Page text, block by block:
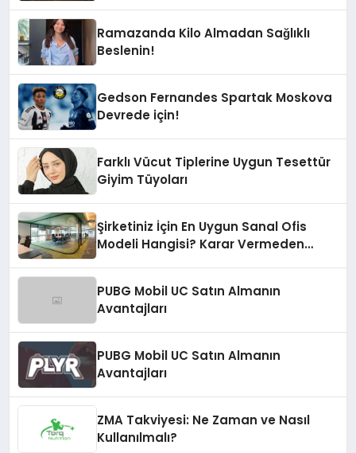
Ramazanda Kilo Almadan Sağlıklı
Beslenin!
Gedson Fernandes Spartak Moskova
Devrede için!
Farklı Vücut Tiplerine Uygun Tesettür
Giyim Tüyoları
Şirketiniz İçin En Uygun Sanal Ofis
Modeli Hangisi? Karar Vermeden
PUBG Mobil UC Satın Almanın
Avantajları
PUBG Mobil UC Satın Almanın
Avantajları
ZMA Takviyesi: Ne Zaman ve Nasıl
Kullanılmalı?